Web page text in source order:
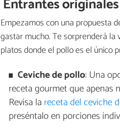
Entrantes
Empezamos con una propuesta
gastar mucho. Te sorprenderá
platos donde el pollo es el único
Ceviche de pollo: Una
receta gourmet que apenas
Revisa la receta del ceviche
preséntalo en porciones